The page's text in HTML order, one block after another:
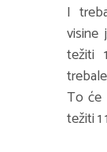
I
visine
težiti
To će
težiti 1